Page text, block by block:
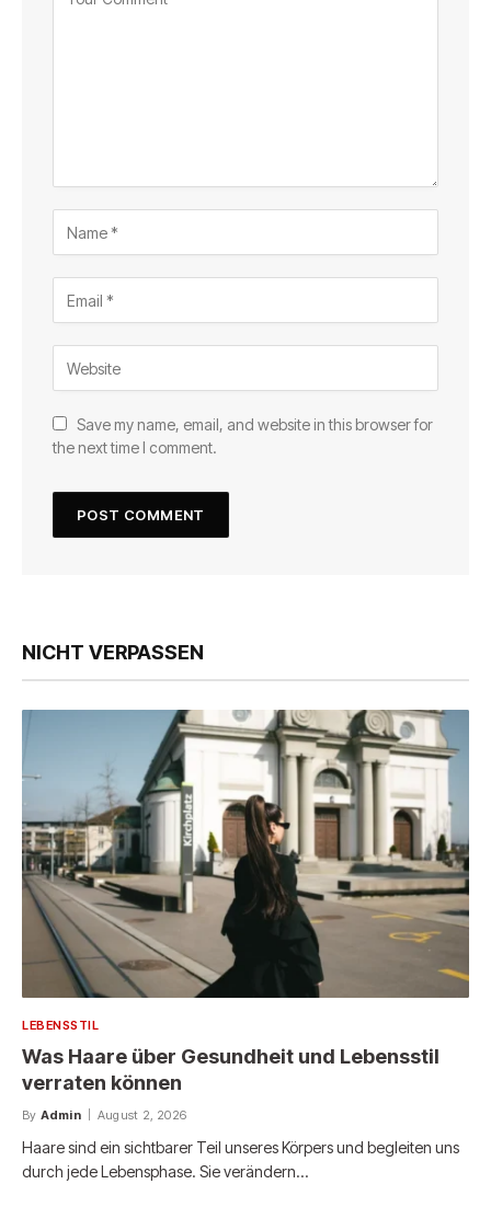
Save my name, email, and website in this browser for
the next time I comment.
NICHT VERPASSEN
LEBENSSTIL
Was Haare über Gesundheit und Lebensstil
verraten können
By Admin August 2, 2026
Haare sind ein sichtbarer Teil unseres Körpers und begleiten uns
durch jede Lebensphase. Sie verändern…